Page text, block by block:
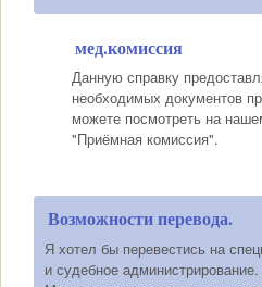
мед.комиссия
Данную справку
необходимых документов
можете посмотреть на
"Приёмная комиссия".
Возможности перевода.
Я хотел бы перевестись на
и судебное